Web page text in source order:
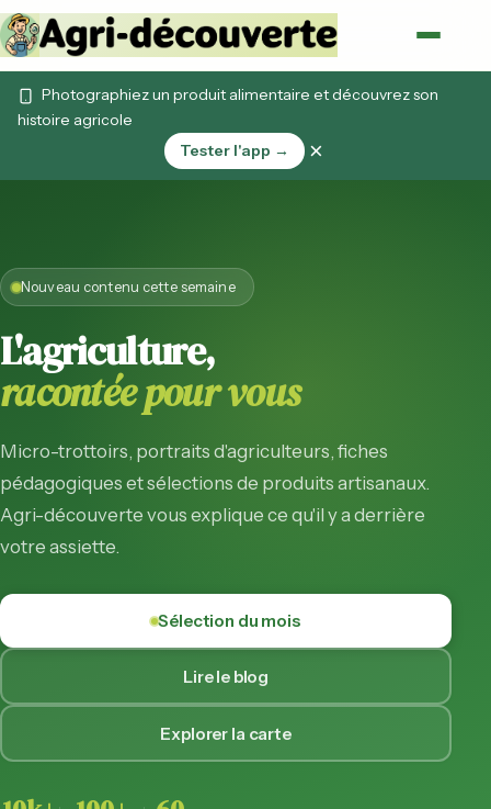
Photographiez un produit alimentaire et découvrez son
histoire agricole
Tester l'app →
×
Nouveau contenu cette semaine
L'agriculture,
racontée pour vous
Micro-trottoirs, portraits d'agriculteurs, fiches
pédagogiques et sélections de produits artisanaux.
Agri-découverte vous explique ce qu'il y a derrière
votre assiette.
Sélection du mois
Lire le blog
Explorer la carte